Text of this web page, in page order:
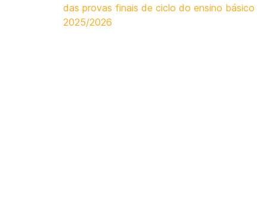
das provas finais de ciclo do ensino básico
2025/2026